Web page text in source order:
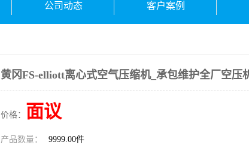
公司动态 客户案例
黄冈FS-elliott离心式空气压缩机_承包维护全厂空压
价格： 面议
产品数量： 9999.00件